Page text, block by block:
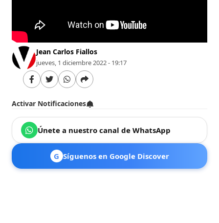
Jean Carlos Fiallos
jueves, 1 diciembre 2022 - 19:17
Activar Notificaciones
Únete a nuestro canal de WhatsApp
G Síguenos en Google Discover